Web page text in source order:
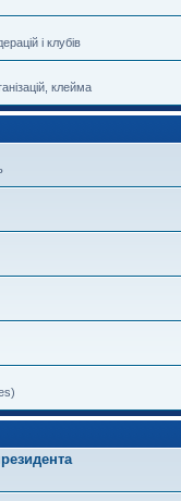
і клубів
клейма